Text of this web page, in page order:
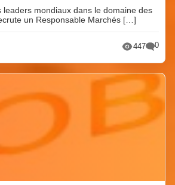
leaders mondiaux dans le domaine des
un Responsable Marchés […]
447 0